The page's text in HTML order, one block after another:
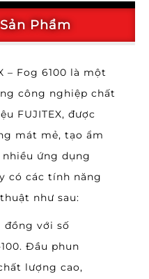
Phẩm
– Fog 6100 là một
công nghiệp chất
FUJITEX, được
mát mẻ, tạo ẩm
ứng dụng
có các tính năng
như sau:
đồng với số
Đầu phun
lượng cao,